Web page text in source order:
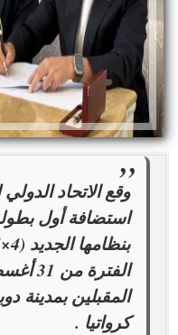
وقع الاتحاد
استضافة أول
المقبلين بمدينة
كرواتيا .